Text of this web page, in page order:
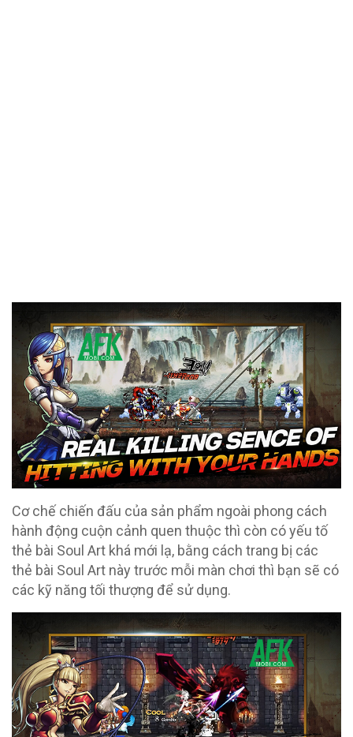
Cơ chế chiến đấu của sản phẩm ngoài phong cách
hành động cuộn cảnh quen thuộc thì còn có yếu tố
thẻ bài Soul Art khá mới lạ, bằng cách trang bị các
thẻ bài Soul Art này trước mỗi màn chơi thì bạn sẽ có
các kỹ năng tối thượng để sử dụng.